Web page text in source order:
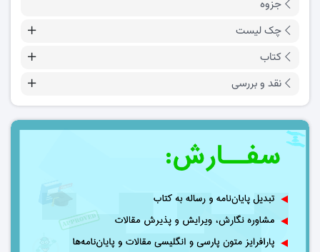
جزوه
چک لیست
کتاب
نقد و بررسی